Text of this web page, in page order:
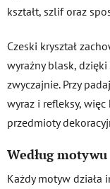
kształt, szlif oraz
Czeski kryształ
wyraźny blask,
zwyczajnie. Przy
wyraz i refleksy,
przedmioty
Według motywu
Każdy motyw działa